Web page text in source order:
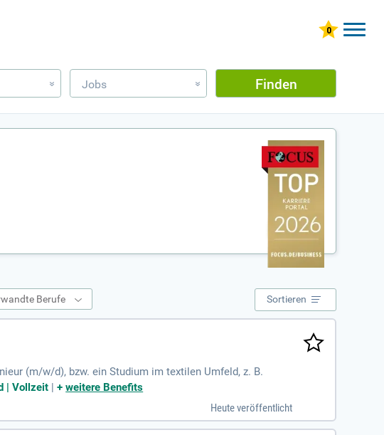
» Jobs » Finden
Berufe Sortieren
(m/w/d), bzw. ein Studium im textilen Umfeld, z. B.
| Vollzeit |+weitere Benefits
Heute veröffentlicht